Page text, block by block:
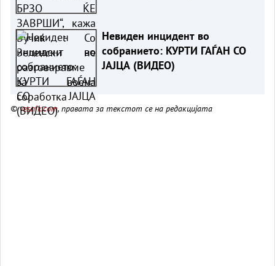
Невиден инцидент во
собранието: КУРТИ ГАЃАН СО
ЈАЈЦА (ВИДЕО)
©vesnik.com, правата за текстот се на редакцијата